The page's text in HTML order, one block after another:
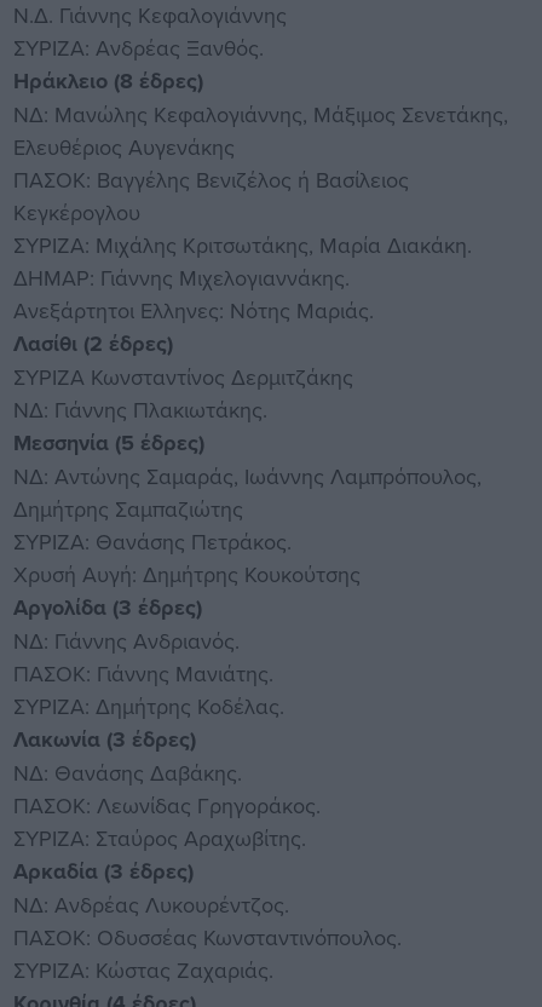
Ν.Δ. Γιάννης Κεφαλογιάννης
ΣΥΡΙΖΑ: Ανδρέας Ξανθός.
Ηράκλειο (8 έδρες)
ΝΔ: Μανώλης Κεφαλογιάννης, Μάξιμος Σενετάκης,
Ελευθέριος Αυγενάκης
ΠΑΣΟΚ: Βαγγέλης Βενιζέλος ή Βασίλειος
Κεγκέρογλου
ΣΥΡΙΖΑ: Μιχάλης Κριτσωτάκης, Μαρία Διακάκη.
ΔΗΜΑΡ: Γιάννης Μιχελογιαννάκης.
Ανεξάρτητοι Ελληνες: Νότης Μαριάς.
Λασίθι (2 έδρες)
ΣΥΡΙΖΑ Κωνσταντίνος Δερμιτζάκης
ΝΔ: Γιάννης Πλακιωτάκης.
Μεσσηνία (5 έδρες)
ΝΔ: Αντώνης Σαμαράς, Ιωάννης Λαμπρόπουλος,
Δημήτρης Σαμπαζιώτης
ΣΥΡΙΖΑ: Θανάσης Πετράκος.
Χρυσή Αυγή: Δημήτρης Κουκούτσης
Αργολίδα (3 έδρες)
ΝΔ: Γιάννης Ανδριανός.
ΠΑΣΟΚ: Γιάννης Μανιάτης.
ΣΥΡΙΖΑ: Δημήτρης Κοδέλας.
Λακωνία (3 έδρες)
ΝΔ: Θανάσης Δαβάκης.
ΠΑΣΟΚ: Λεωνίδας Γρηγοράκος.
ΣΥΡΙΖΑ: Σταύρος Αραχωβίτης.
Αρκαδία (3 έδρες)
ΝΔ: Ανδρέας Λυκουρέντζος.
ΠΑΣΟΚ: Οδυσσέας Κωνσταντινόπουλος.
ΣΥΡΙΖΑ: Κώστας Ζαχαριάς.